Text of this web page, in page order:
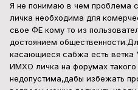
Я не понимаю в чем проблема
личка необходима для
свое ФЕ кому то из
достоянием
касающиеся сабжа есть ветка
ИМХО личка на форумах такого
недопустима,дабы избежать